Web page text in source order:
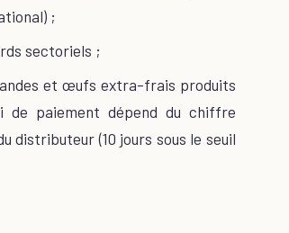
;
sectoriels ;
et œufs extra-frais produits
de paiement dépend du chiffre
distributeur (10 jours sous le seuil